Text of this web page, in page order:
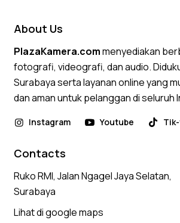
About Us
PlazaKamera.commenyediakan
fotografi, videografi, dan audio.
Surabaya serta layanan online yang
dan aman untuk pelanggan di seluruh
Instagram Youtube
Contacts
Ruko RMI, Jalan Ngagel Jaya Selatan,
Surabaya
Lihat di google maps